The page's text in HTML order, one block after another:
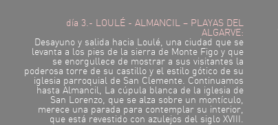
día 3.- LOULÉ - ALMANCIL – PLAYAS DEL
ALGARVE:
Desayuno y salida hacia Loulé, una ciudad que se
levanta a los pies de la sierra de Monte Figo y que
se enorgullece de mostrar a sus visitantes la
poderosa torre de su castillo y el estilo gótico de su
iglesia parroquial de San Clemente. Continuamos
hasta Almancil, La cúpula blanca de la iglesia de
San Lorenzo, que se alza sobre un montículo,
merece una parada para contemplar su interior,
que está revestido con azulejos del siglo XVIII.